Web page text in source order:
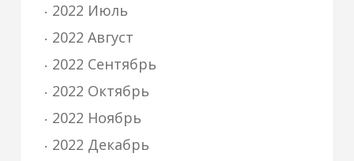
2022 Июль
2022 Август
2022 Сентябрь
2022 Октябрь
2022 Ноябрь
2022 Декабрь